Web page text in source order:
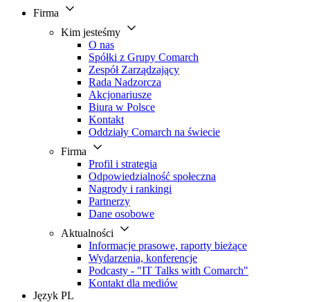
Firma
Kim jesteśmy
O nas
Spółki z Grupy Comarch
Zespół Zarządzający
Rada Nadzorcza
Akcjonariusze
Biura w Polsce
Kontakt
Oddziały Comarch na świecie
Firma
Profil i strategia
Odpowiedzialność społeczna
Nagrody i rankingi
Partnerzy
Dane osobowe
Aktualności
Informacje prasowe, raporty bieżące
Wydarzenia, konferencje
Podcasty - "IT Talks with Comarch"
Kontakt dla mediów
Język PL